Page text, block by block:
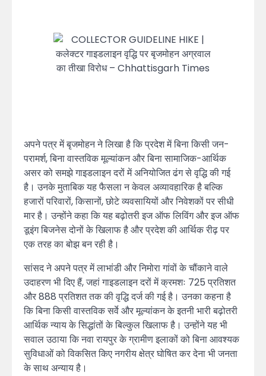
अपने पत्र में बृजमोहन ने लिखा है कि प्रदेश में बिना किसी जन-
परामर्श, बिना वास्तविक मूल्यांकन और बिना सामाजिक-आर्थिक
असर को समझे गाइडलाइन दरों में अनियोजित ढंग से वृद्धि की गई
है। उनके मुताबिक यह फैसला न केवल अव्यावहारिक है बल्कि
हजारों परिवारों, किसानों, छोटे व्यवसायियों और निवेशकों पर सीधी
मार है। उन्होंने कहा कि यह बढ़ोतरी इज ऑफ लिविंग और इज ऑफ
डूइंग बिजनेस दोनों के खिलाफ है और प्रदेश की आर्थिक रीढ़ पर
एक तरह का बोझ बन रही है।
सांसद ने अपने पत्र में लाभांडी और निमोरा गांवों के चौंकाने वाले
उदाहरण भी दिए हैं, जहां गाइडलाइन दरों में क्रमशः 725 प्रतिशत
और 888 प्रतिशत तक की वृद्धि दर्ज की गई है। उनका कहना है
कि बिना किसी वास्तविक सर्वे और मूल्यांकन के इतनी भारी बढ़ोतरी
आर्थिक न्याय के सिद्धांतों के बिल्कुल खिलाफ है। उन्होंने यह भी
सवाल उठाया कि नवा रायपुर के ग्रामीण इलाकों को बिना आवश्यक
सुविधाओं को विकसित किए नगरीय क्षेत्र घोषित कर देना भी जनता
के साथ अन्याय है।